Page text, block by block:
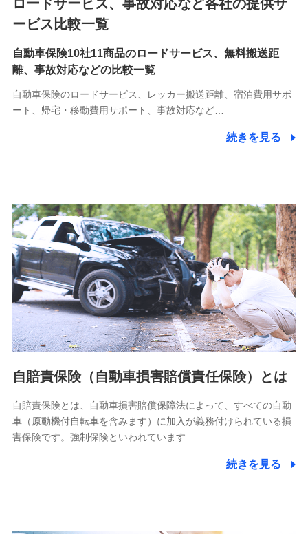
9.お問い合わせ情報
各種お問い合わせに対応するため
10.受託業務の 個人情報
受託業務の遂行およびこれらに準ずる業務の遂行のため
11.マイカー通勤管理クラウド並びに法人向けASPサー
をお送りするため
分析するため
当社の対応品質向上やお問い合わせ内容の正確な把握のため
個人情報保護管理者の職名、連絡先
株式会社ドコモ・インシュアランス 営業部長
〒103-0013 東京都中央区日本橋人形町2-14-10 アーバン
ネット日本橋ビル 3F
株式会社ドコモ・インシュアランス
個人情報の第三者提供について
除き、第三者に提供いたしません。
業務の委託
当社は利用目的の達成に必要な範囲内において個人情報の取
ロードサービス、事故対応など各社の提供サ
ービス比較一覧
自動車保険10社11商品のロードサービス、無料搬送距
離、事故対応などの比較一覧
自動車保険のロードサービス、レッカー搬送距離、宿泊費用サポ
ート、帰宅・移動費用サポート、事故対応など…
続きを見る
自賠責保険（自動車損害賠償責任保険）とは
自賠責保険とは、自動車損害賠償保障法によって、すべての自動
車（原動機付自転車を含みます）に加入が義務付けられている損
害保険です。強制保険といわれています…
続きを見る